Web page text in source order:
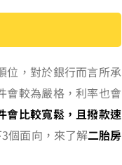
位，對於銀行而言所承
會較為嚴格，利率也會
會比較寬鬆，且撥款速
個面向，來了解二胎房